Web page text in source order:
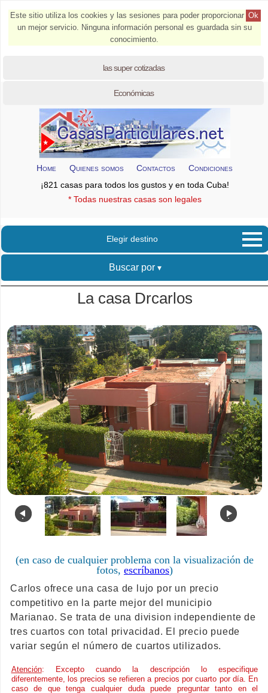
Ok
Este sitio utiliza los cookies y las sesiones para poder proporcionar
un mejor servicio. Ninguna información personal es guardada sin su
conocimiento.
las super cotizadas
Económicas
Home Quienes somos Contactos
Condiciones
¡821 casas para todos los gustos y en toda Cuba!
* Todas nuestras casas son legales
Elegir destino
Buscar por
La casa Drcarlos
. .
(en caso de cualquier problema con la visualización de
fotos, escríbanos)
Carlos ofrece una casa de lujo por un precio
competitivo en la parte mejor del municipio
Marianao. Se trata de una division independiente de
tres cuartos con total privacidad. El precio puede
variar según el número de cuartos utilizados.
Atención: Excepto cuando la descripción lo especifique
diferentemente, los precios se refieren a precios por cuarto por día. En
caso de que tenga cualquier duda puede preguntar tanto en el